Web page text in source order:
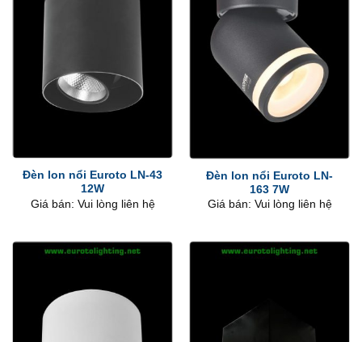
Đèn lon nổi Euroto LN-43
12W
Giá bán: Vui lòng liên hệ
Đèn lon nổi Euroto LN-
163 7W
Giá bán: Vui lòng liên hệ